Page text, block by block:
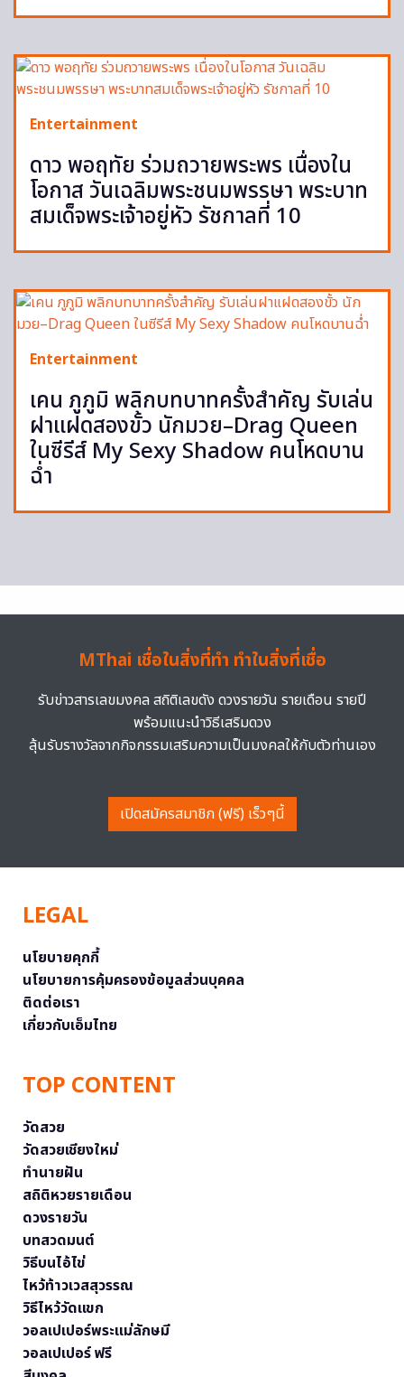
Entertainment
ดาว พอฤทัย ร่วมถวายพระพร เนื่องใน
โอกาส วันเฉลิมพระชนมพรรษา พระบาท
สมเด็จพระเจ้าอยู่หัว รัชกาลที่ 10
Entertainment
เคน ภูภูมิ พลิกบทบาทครั้งสำคัญ รับเล่น
ฝาแฝดสองขั้ว นักมวย–Drag Queen
ในซีรีส์ My Sexy Shadow คนโหดบาน
ฉ่ำ
MThai เชื่อในสิ่งที่ทำ ทำในสิ่งที่เชื่อ
รับข่าวสารเลขมงคล สถิติเลขดัง ดวงรายวัน รายเดือน รายปี
พร้อมแนะนำวิธีเสริมดวง
ลุ้นรับรางวัลจากกิจกรรมเสริมความเป็นมงคลให้กับตัวท่านเอง
เปิดสมัครสมาชิก (ฟรี) เร็วๆนี้
LEGAL
นโยบายคุกกี้
นโยบายการคุ้มครองข้อมูลส่วนบุคคล
ติดต่อเรา
เกี่ยวกับเอ็มไทย
TOP CONTENT
วัดสวย
วัดสวยเชียงใหม่
ทำนายฝัน
สถิติหวยรายเดือน
ดวงรายวัน
บทสวดมนต์
วิธีบนไอ้ไข่
ไหว้ท้าวเวสสุวรรณ
วิธีไหว้วัดแขก
วอลเปเปอร์พระแม่ลักษมี
วอลเปเปอร์ ฟรี